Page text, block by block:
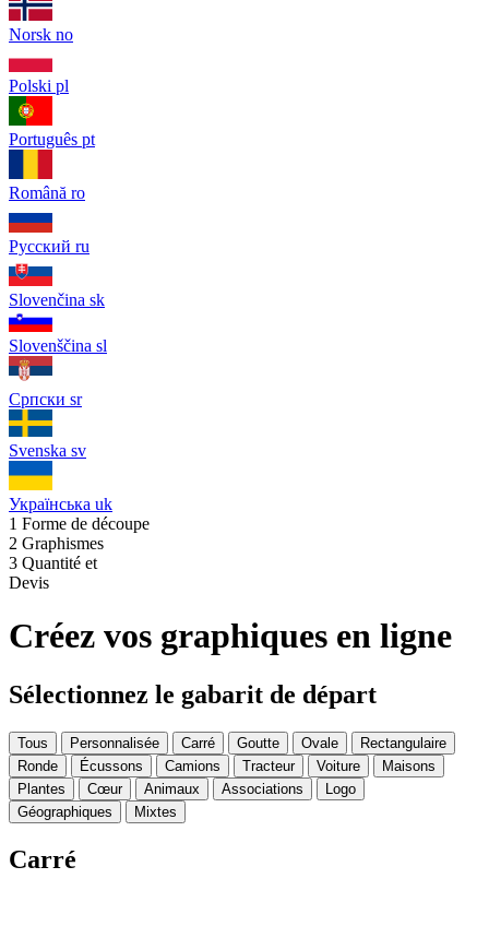
Norsk no
Polski pl
Português pt
Română ro
Русский ru
Slovenčina sk
Slovenščina sl
Српски sr
Svenska sv
Українська uk
1 Forme de découpe
2 Graphismes
3 Quantité et
Devis
Créez vos graphiques en ligne
Sélectionnez le gabarit de départ
Tous Personnalisée Carré Goutte Ovale
Rectangulaire
Ronde
Écussons Camions Tracteur Voiture
Maisons
Plantes
Cœur Animaux Associations
Logo
Géographiques
Mixtes
Carré